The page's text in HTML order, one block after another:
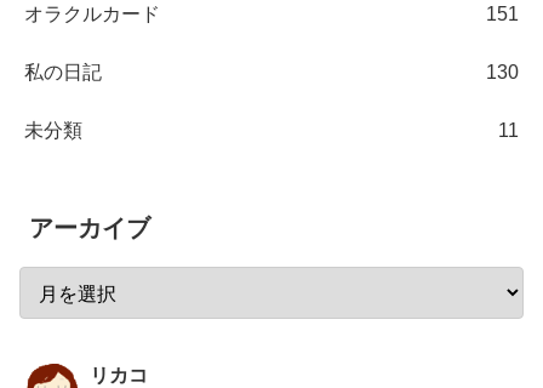
オラクルカード 151
私の日記 130
未分類 11
アーカイブ
リカコ